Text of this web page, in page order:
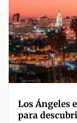
Los Ángeles
para